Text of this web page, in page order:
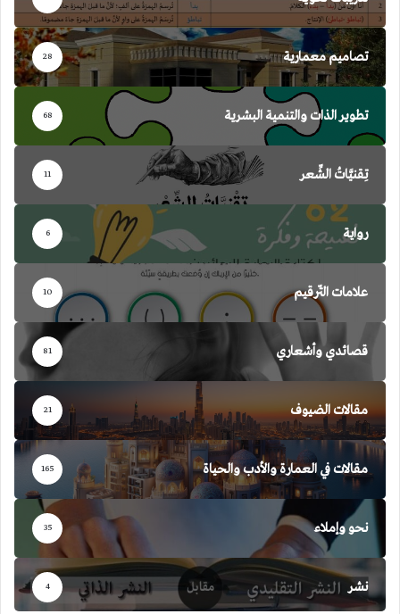
تصاميم معمارية 28
تطوير الذات والتنمية البشرية 68
تِقنيَّاتُ الشِّعر 11
رواية 6
علامات التّرقيم 10
قصائدي وأشعاري 81
مقالات الضيوف 21
مقالات في العمارة والأدب والحياة 165
نحو وإملاء 35
نشر 4